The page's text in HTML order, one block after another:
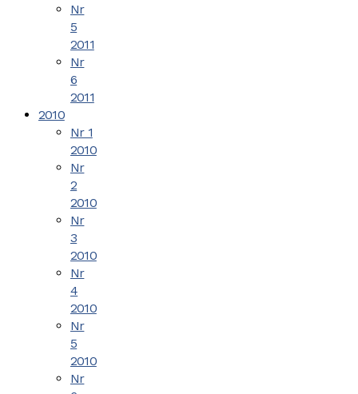
Nr
5
2011
Nr
6
2011
2010
Nr 1
2010
Nr
2
2010
Nr
3
2010
Nr
4
2010
Nr
5
2010
Nr